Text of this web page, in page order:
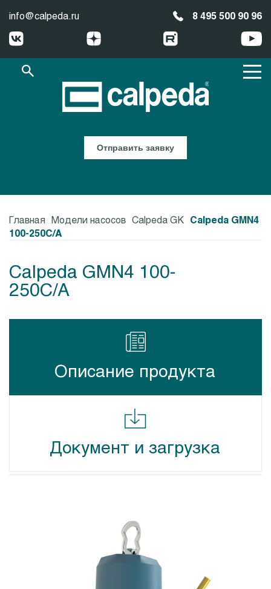
info@calpeda.ru 8 495 500 90 96
Отправить заявку
Главная Модели насосов Calpeda GK Calpeda GMN4
100-250C/A
Calpeda GMN4 100-
250C/A
Описание продукта
Документ и загрузка